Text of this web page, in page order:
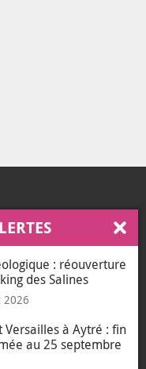
: réouverture
des Salines
2026
à Aytré : fin
au 25 septembre